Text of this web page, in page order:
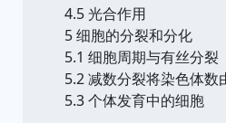
4.5 光合作用
5 细胞的分裂和分化
5.1 细胞周期与有丝分裂
5.2 减数分裂将染色体数
5.3 个体发育中的细胞